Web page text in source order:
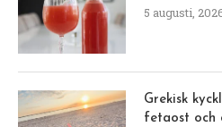
5 augusti,
Grekisk
fetaost och